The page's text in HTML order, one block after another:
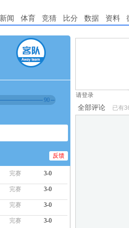
闻 体育 竞猜 比分 数据 资料
90
反馈
完赛 3-0
完赛 3-0
完赛 3-0
完赛 3-0
1.电脑端新用
请登录
全部评论 已有